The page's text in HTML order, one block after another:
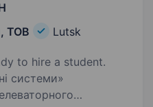
ТОВ
Lutsk
to hire a student.
системи»